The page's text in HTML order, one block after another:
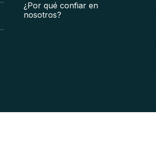
¿Por qué confiar en
nosotros?